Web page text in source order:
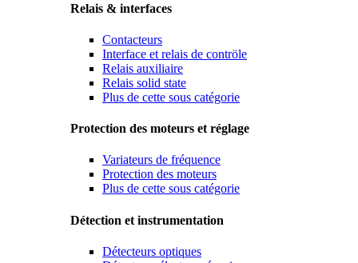
Relais & interfaces
Contacteurs
Interface et relais de contröle
Relais auxiliaire
Relais solid state
Plus de cette sous catégorie
Protection des moteurs et réglage
Variateurs de fréquence
Protection des moteurs
Plus de cette sous catégorie
Détection et instrumentation
Détecteurs optiques